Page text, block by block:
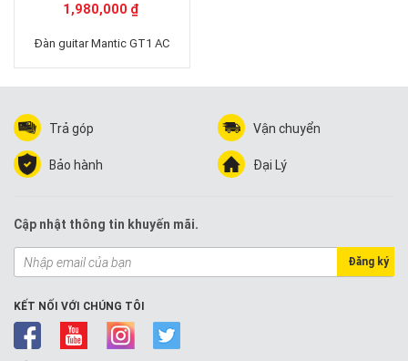
1,980,000 ₫
Đàn guitar Mantic GT1 AC
Trả góp Vận chuyển
Bảo hành Đại Lý
Cập nhật thông tin khuyến mãi.
Đăng ký
KẾT NỐI VỚI CHÚNG TÔI